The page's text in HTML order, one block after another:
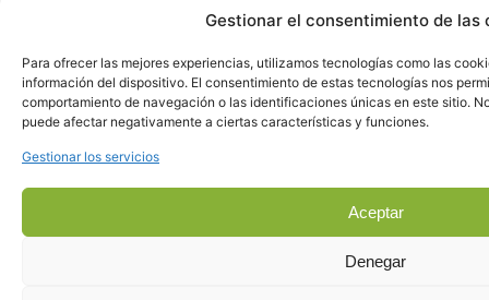
Gestionar el consentimiento de las
Para ofrecer las mejores experiencias, utilizamos tecnologías como las
información del dispositivo. El consentimiento de estas tecnologías nos
comportamiento de navegación o las identificaciones únicas en este sitio.
puede afectar negativamente a ciertas características y funciones.
Gestionar los servicios
Aceptar
Denegar